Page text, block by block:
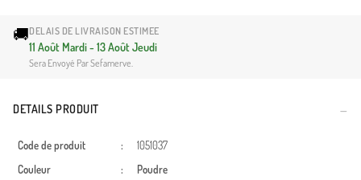
🚚DELAIS DE LIVRAISON ESTIMEE
11 Août Mardi - 13 Août Jeudi
Sera Envoyé Par Sefamerve.
DETAILS PRODUIT
Code de produit :
1051037
Couleur
:
Poudre